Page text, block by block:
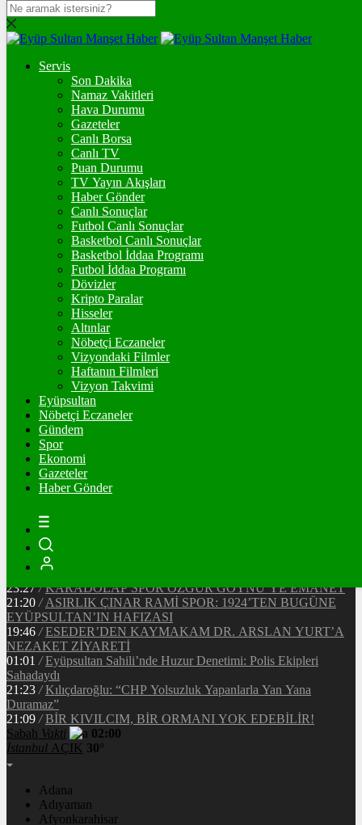
DOLAR
47,7082$% 0.16
EURO
% 0.3
STERLİN
% 0.4
GRAM ALTIN
%2,74
%2,75
BİTCOİN
฿%0.9
ETHEREUM
%0.4
TETHER
47.67
$%0
Servis
Son Dakika
Namaz Vakitleri
Hava Durumu
Gazeteler
Canlı Borsa
Canlı TV
Puan Durumu
TV Yayın Akışları
Haber Gönder
Canlı Sonuçlar
Futbol Canlı Sonuçlar
Basketbol Canlı Sonuçlar
Basketbol İddaa Programı
Futbol İddaa Programı
Dövizler
Kripto Paralar
Hisseler
Altınlar
Nöbetçi Eczaneler
Vizyondaki Filmler
Haftanın Filmleri
Vizyon Takvimi
Eyüpsultan
Nöbetçi Eczaneler
Gündem
Spor
Ekonomi
Gazeteler
Haber Gönder
20:37 / CHP EYÜPSULTAN İLÇE ÖRGÜTÜ ÜYELERİ
/ MHP EYÜPSULTAN TEŞKİLATI’NIN ACI GÜNÜ
13:33
/ BAŞKAN DR. MİTHAT BÜLENT ÖZMEN’DEN
KAMUOYUNA AÇIKLAMA
Makyaj Sanatçısı Uzay Damla Yıldız, Uluslararası
Başarılarıyla Türkiye’yi Temsil Ediyor
23:27 / KARADOLAP SPOR ÖZGÜR GÖYNÜ’YE EMANET
21:20 / ASIRLIK ÇINAR RAMİ SPOR: 1924’TEN BUGÜNE
EYÜPSULTAN’IN HAFIZASI
19:46 / ESEDER’DEN KAYMAKAM DR. ARSLAN YURT’A
NEZAKET ZİYARETİ
01:01 / Eyüpsultan Sahili’nde Huzur Denetimi: Polis Ekipleri
Sahadaydı
21:23 / Kılıçdaroğlu: “CHP Yolsuzluk Yapanlarla Yan Yana
Duramaz”
21:09 / BİR KIVILCIM, BİR ORMANI YOK EDEBİLİR!
Sabah Vakti
02:00
İstanbul AÇIK 30°
Adana
Adıyaman
Afyonkarahisar